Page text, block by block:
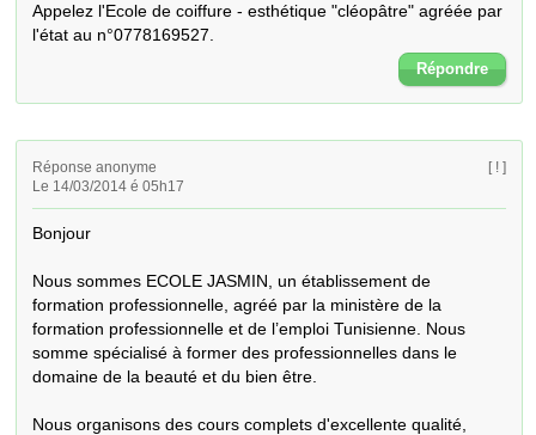
Appelez l'Ecole de coiffure - esthétique "cléopâtre" agréée par
l'état au n°0778169527.
Répondre
Réponse anonyme
Le 14/03/2014 é 05h17
[ ! ]
Bonjour
Nous sommes ECOLE JASMIN, un établissement de
formation professionnelle, agréé par la ministère de la
formation professionnelle et de l’emploi Tunisienne. Nous
somme spécialisé à former des professionnelles dans le
domaine de la beauté et du bien être.
Nous organisons des cours complets d'excellente qualité,